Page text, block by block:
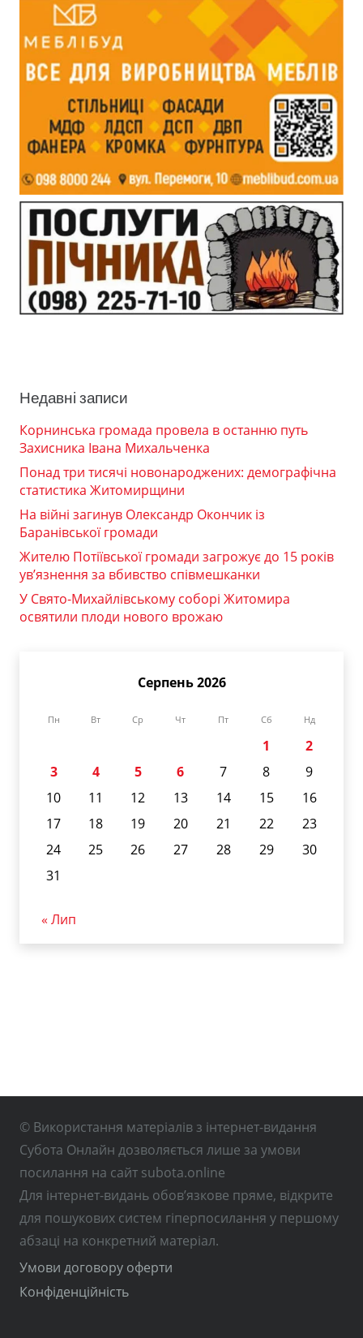
Недавні записи
Корнинська громада провела в останню путь
Захисника Івана Михальченка
Понад три тисячі новонароджених: демографічна
статистика Житомирщини
На війні загинув Олександр Окончик із
Баранівської громади
Жителю Потіївської громади загрожує до 15 років
ув’язнення за вбивство співмешканки
У Свято-Михайлівському соборі Житомира
освятили плоди нового врожаю
Серпень 2026
Пн Вт Ср Чт Пт Сб Нд
1
2
3
4 5 6 7 8
9
10
11 12 13 14 15
16
17
18 19 20 21 22
23
24
25 26 27 28 29
30
31
« Лип
© Використання матеріалів з інтернет-видання
Субота Онлайн дозволяється лише за умови
посилання на сайт subota.online
Для інтернет-видань обов’язкове пряме, відкрите
для пошукових систем гіперпосилання у першому
абзаці на конкретний матеріал.
Умови договору оферти
Конфіденційність